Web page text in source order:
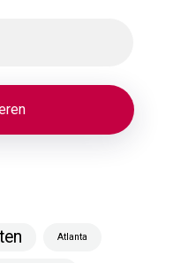
Atlanta